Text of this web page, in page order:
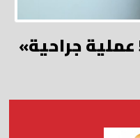
«صناع الخير» تجري 54 عملية جراحية